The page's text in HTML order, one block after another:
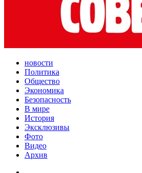
новости
Политика
Общество
Экономика
Безопасность
В мире
История
Эксклюзивы
Фото
Видео
Архив